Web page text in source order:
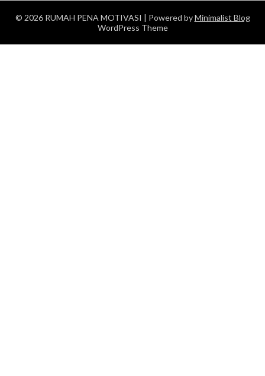
© 2026 RUMAH PENA MOTIVASI | Powered byMinimalist Blog
WordPress Theme